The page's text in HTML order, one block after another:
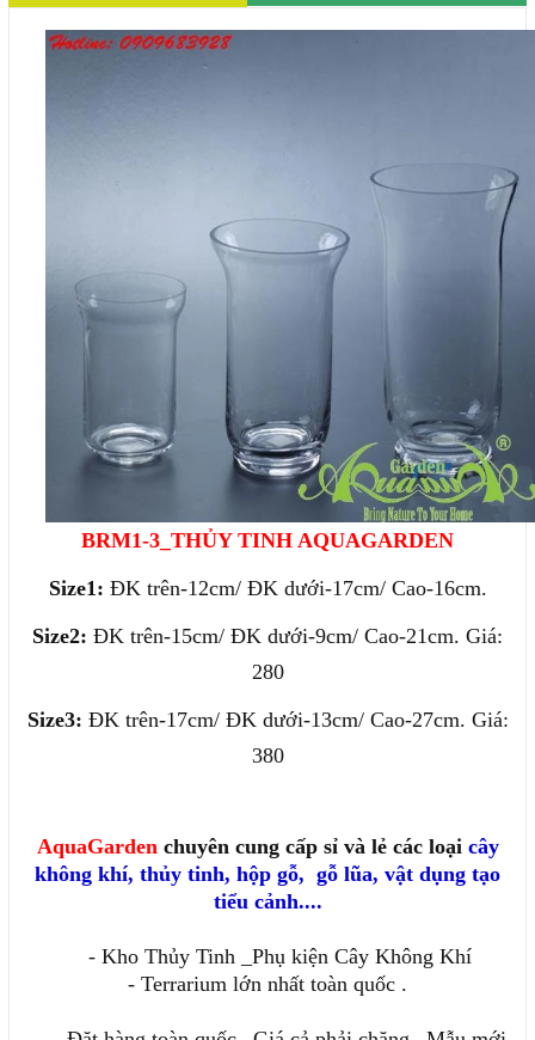
BRM1-3_THỦY TINH AQUAGARDEN
Size1: ĐK trên-12cm/ ĐK dưới-17cm/ Cao-16cm.
Size2: ĐK trên-15cm/ ĐK dưới-9cm/ Cao-21cm. Giá:
280
Size3: ĐK trên-17cm/ ĐK dưới-13cm/ Cao-27cm. Giá:
380
AquaGardenchuyên cung cấp sỉ và lẻ các loại cây
không khí, thủy tinh, hộp gỗ, gỗ lũa, vật dụng tạo
tiểu cảnh....
- Kho Thủy Tinh _Phụ kiện Cây Không Khí
- Terrarium lớn nhất toàn quốc .